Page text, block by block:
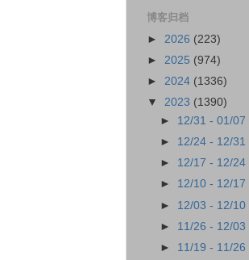
博客归档
► 2026 (223)
► 2025 (974)
► 2024 (1336)
▼ 2023 (1390)
► 12/31 - 01/07
► 12/24 - 12/31
► 12/17 - 12/24
► 12/10 - 12/17
► 12/03 - 12/10
► 11/26 - 12/03
► 11/19 - 11/26